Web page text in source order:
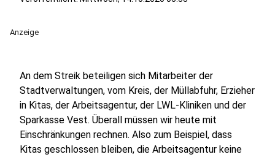
Anzeige
An dem Streik beteiligen sich Mitarbeiter der
Stadtverwaltungen, vom Kreis, der Müllabfuhr, Erzieher
in Kitas, der Arbeitsagentur, der LWL-Kliniken und der
Sparkasse Vest. Überall müssen wir heute mit
Einschränkungen rechnen. Also zum Beispiel, dass
Kitas geschlossen bleiben, die Arbeitsagentur keine